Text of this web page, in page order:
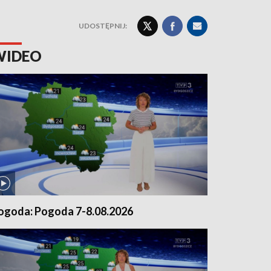
UDOSTĘPNIJ:
Pogoda 7-8.08.2026